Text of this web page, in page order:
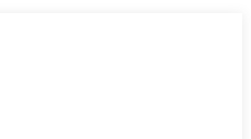
en tu plataforma.